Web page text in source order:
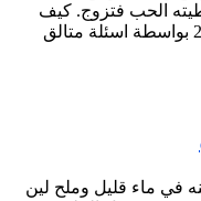
الحب فتزوج. كيف
اخلي حبيبي يموت فيني سئل يوليو 8 2016 بواسطة اسئلة متالق
2009-11-30 وتحطينه في ماء قليل وملح لين